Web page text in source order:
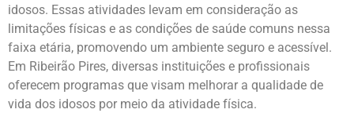
idosos. Essas atividades levam em consideração as
limitações físicas e as condições de saúde comuns nessa
faixa etária, promovendo um ambiente seguro e acessível.
Em Ribeirão Pires, diversas instituições e profissionais
oferecem programas que visam melhorar a qualidade de
vida dos idosos por meio da atividade física.